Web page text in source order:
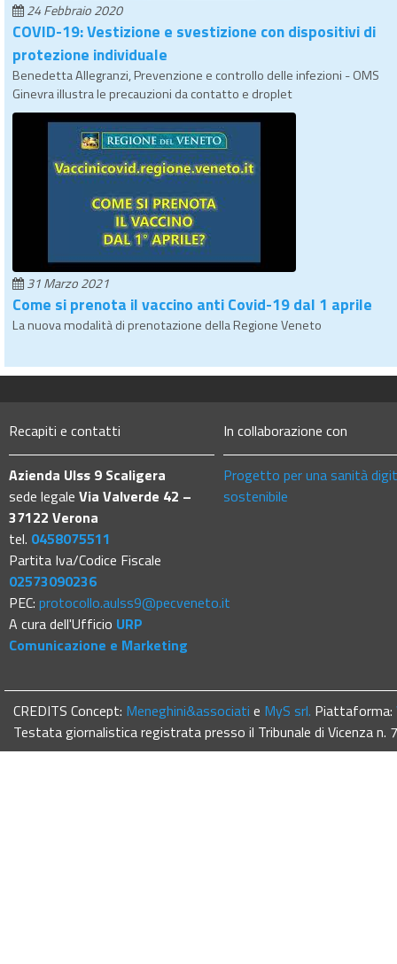
24 Febbraio 2020
COVID-19: Vestizione e svestizione con dispositivi di
protezione individuale
Benedetta Allegranzi, Prevenzione e controllo delle infezioni - OMS
Ginevra illustra le precauzioni da contatto e droplet
31 Marzo 2021
Come si prenota il vaccino anti Covid-19 dal 1 aprile
La nuova modalità di prenotazione della Regione Veneto
Recapiti e contatti
Azienda Ulss 9 Scaligera
sede legale Via Valverde 42 –
37122 Verona
tel. 0458075511
Partita Iva/Codice Fiscale
02573090236
PEC: protocollo.aulss9@pecveneto.it
A cura dell'Ufficio URP
Comunicazione e Marketing
In collaborazione con
Progetto per una sanità
sostenibile
CREDITS Concept: Meneghini&associati e MyS srl. Piattaforma:
Testata giornalistica registrata presso il Tribunale di Vicenza n.